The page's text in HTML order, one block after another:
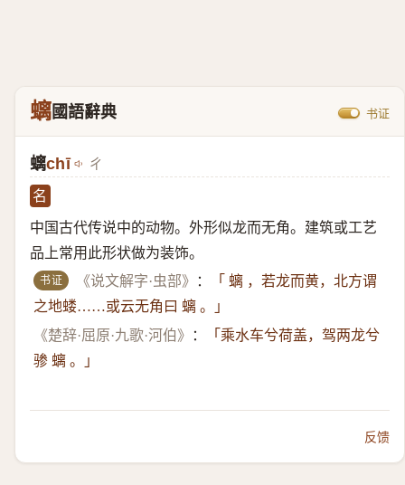
螭國語辭典 书证
螭chī ㄔ
名
中国古代传说中的动物。外形似龙而无角。建筑或工艺
品上常用此形状做为装饰。
书证 《说文解字·虫部》 ：
「 螭 ，若龙而黄，北方谓
之地蝼……或云无角曰 螭 。」
《楚辞·屈原·九歌·河伯》
：
「乘水车兮荷盖，驾两龙兮
骖 螭 。」
反馈